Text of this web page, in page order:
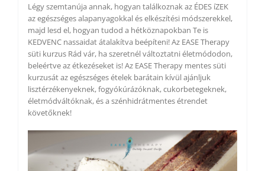
Légy szemtanúja annak, hogyan találkoznak az ÉDES íZEK
az egészséges alapanyagokkal és elkészítési módszerekkel,
majd lesd el, hogyan tudod a hétköznapokban Te is
KEDVENC nassaidat átalakítva beépíteni! Az EASE Therapy
süti kurzus Rád vár, ha szeretnél változtatni életmódodon,
beleértve az étkezéseket is! Az EASE Therapy mentes süti
kurzusát az egészséges ételek barátain kívül ajánljuk
lisztérzékenyeknek, fogyókúrázóknak, cukorbetegeknek,
életmódváltóknak, és a szénhidrátmentes étrendet
követőknek!